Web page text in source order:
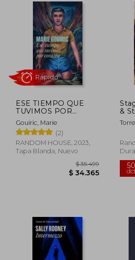
50%
dcto. $ 52.911
ESE TIEMPO QUE
TUVIMOS POR
CORAZON
Gouiric, Marie
(2)
RANDOM HOUSE, 2023,
Tapa Blanda, Nuevo
&